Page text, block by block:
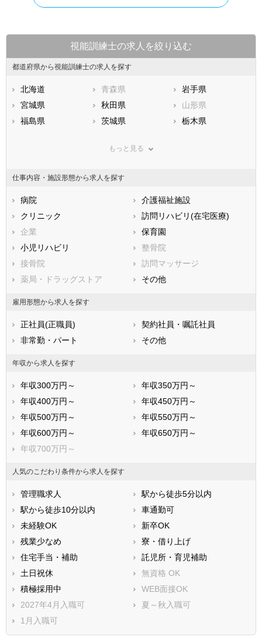
視能訓練士の求人を絞り込む
都道府県から視能訓練士の求人を探す
北海道 青森県
岩手県
宮城県
秋田県
山形県
福島県
茨城県
栃木県
神奈川県
石川県
福井県
静岡県
三重県
滋賀県
大阪府
兵庫県
鳥取県
広島県
徳島県
香川県
愛媛県
鹿児島県
もっと見る
仕事内容・施設形態から求人を探す
病院
介護福祉施設
クリニック
訪問リハビリ(在宅医療)
企業
保育園
小児リハビリ
整骨院
接骨院
訪問マッサージ
薬局・ドラッグストア
その他
雇用形態から求人を探す
正社員(正職員)
契約社員・嘱託社員
非常勤・パート
その他
年収から求人を探す
年収300万円～
年収350万円～
年収400万円～
年収450万円～
年収500万円～
年収550万円～
年収600万円～
年収650万円～
年収700万円～
人気のこだわり条件から求人を探す
管理職求人
駅から徒歩5分以内
駅から徒歩10分以内
車通勤可
未経験OK
新卒OK
残業少なめ
寮・借り上げ
住宅手当・補助
託児所・育児補助
土日祝休
無資格 OK
積極採用中
WEB面接OK
2027年4月入職可
夏～秋入職可
1月入職可